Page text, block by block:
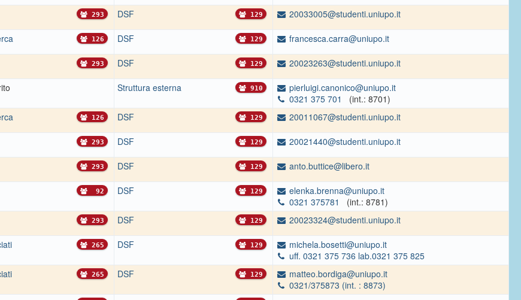
293 DSF 129 20033005@studenti.uniupo.it
126 DSF 129 francesca.carra@uniupo.it
293 DSF 129 20023263@studenti.uniupo.it
Struttura esterna 910
pierluigi.canonico@uniupo.it
0321 375 701
(int.: 8701)
126 DSF 129 20011067@studenti.uniupo.it
293 DSF 129 20021440@studenti.uniupo.it
293 DSF 129 anto.buttice@libero.it
92 DSF 129
elenka.brenna@uniupo.it
0321 375781
(int.: 8781)
293 DSF 129 20023324@studenti.uniupo.it
265 DSF 129
michela.bosetti@uniupo.it
uff. 0321 375 736 lab.0321 375 825
265 DSF 129
matteo.bordiga@uniupo.it
0321/375873 (int. : 8873)